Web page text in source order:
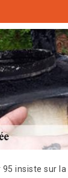
insiste sur